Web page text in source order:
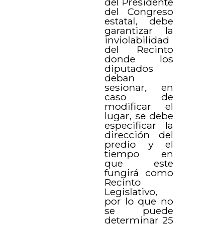
del Congreso
estatal, debe
garantizar la
inviolabilidad
del Recinto
donde los
diputados
deban
sesionar, en
caso de
modificar el
lugar, se debe
especificar la
dirección del
predio y el
tiempo en
que este
fungirá como
Recinto
Legislativo,
por lo que no
se puede
determinar 25